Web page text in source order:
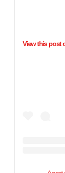
View this post